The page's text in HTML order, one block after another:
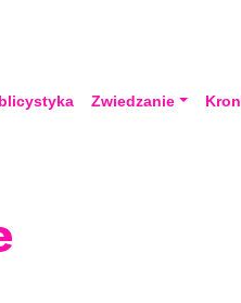
Zwiedzanie